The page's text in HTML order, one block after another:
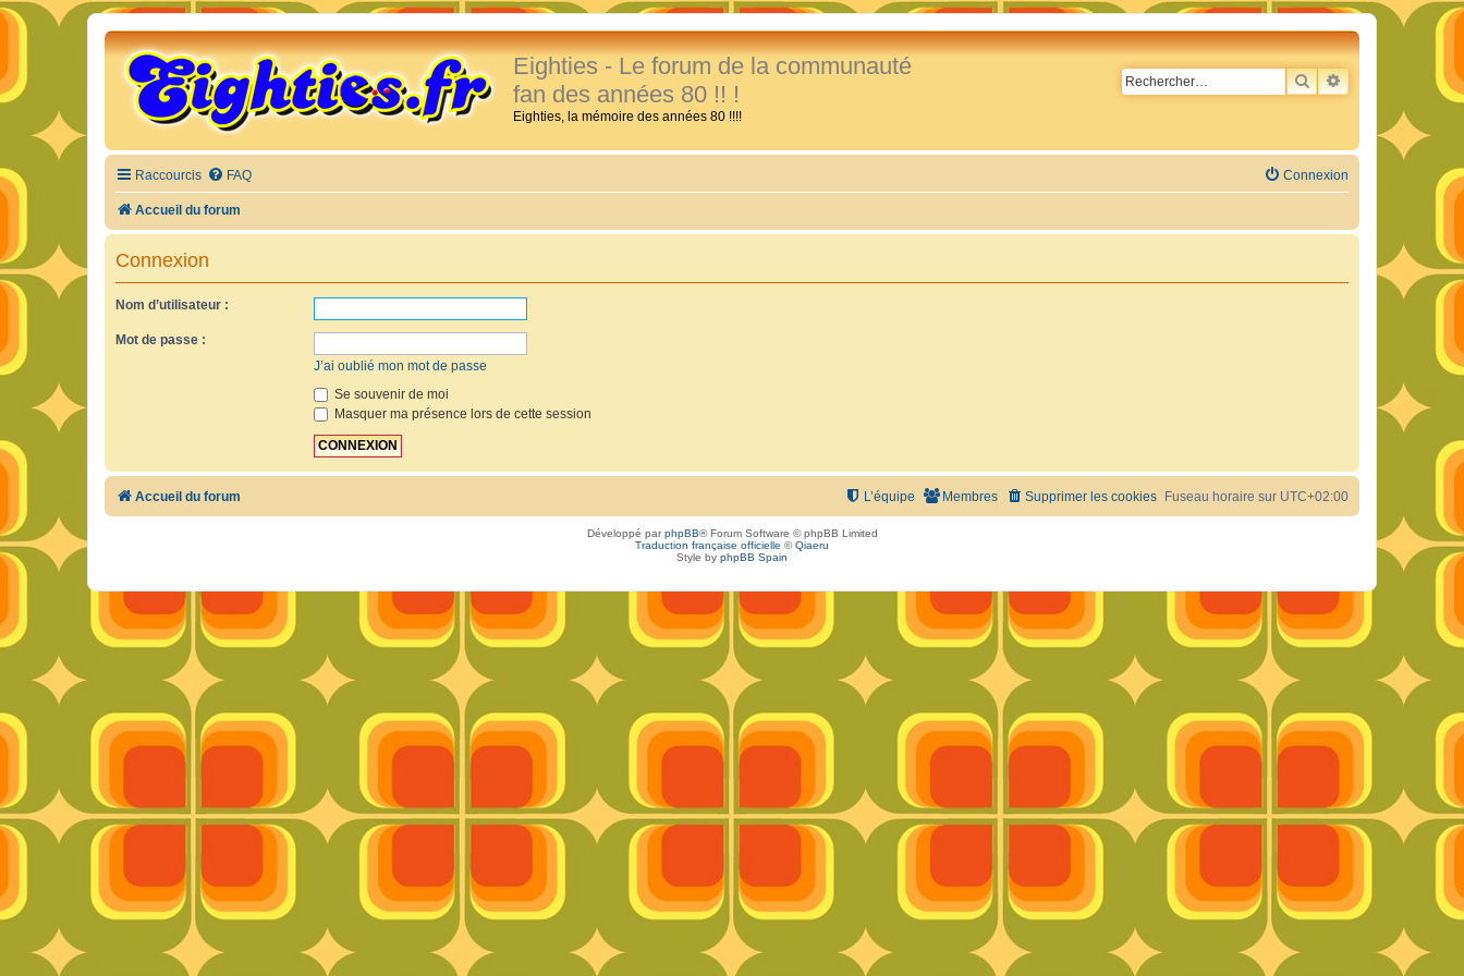
Eighties - Le forum de la communauté
fan des années 80 !! !
Eighties, la mémoire des années 80 !!!!
RECHERCHER
RECHERCHE
Raccourcis FAQ Connexion
Accueil du forum
Connexion
Nom d’utilisateur :
Mot de passe :
J’ai oublié mon mot de passe
Se souvenir de moi
Masquer ma présence lors de cette session
Accueil du forum Fuseau horaire sur UTC+02:00
Supprimer les cookies
Membres
L’équipe
Développé parphpBB® Forum Software © phpBB Limited
Traduction française officielle ©Qiaeru
Style by phpBB Spain